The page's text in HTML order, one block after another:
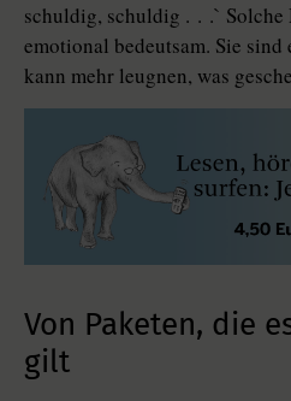
schuldig, schuldig . . .`
emotional bedeutsam. Sie
kann mehr leugnen, was
Von Paketen, die
gilt